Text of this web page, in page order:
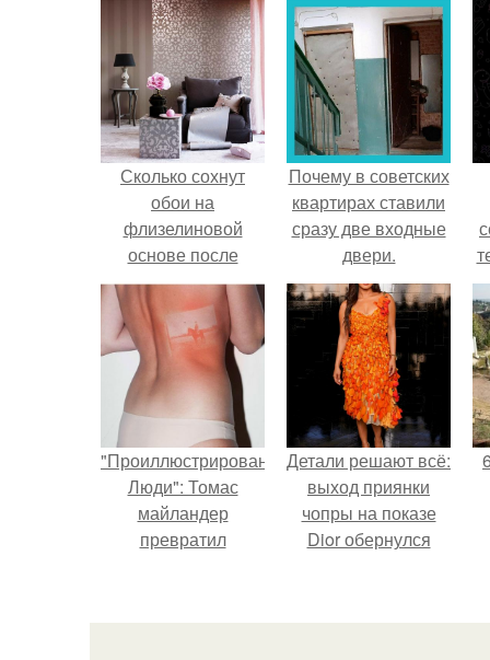
Сколько сохнут
обои на
флизелиновой
основе после
поклейки. Когда
высохнет клей?
Почему в советских
квартирах ставили
сразу две входные
двери.
"Проиллюстрированные
Люди": Томас
майландер
превратил
Детали решают всё:
выход приянки
чопры на показе
Dior обернулся
пошива.